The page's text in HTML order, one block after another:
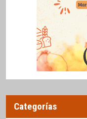
Categorías